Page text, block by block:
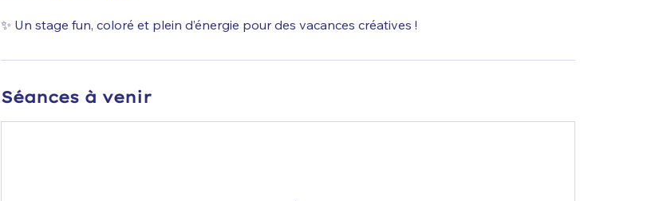
✨ Un stage fun, coloré et plein d’énergie pour des vacances créatives !
Séances à venir